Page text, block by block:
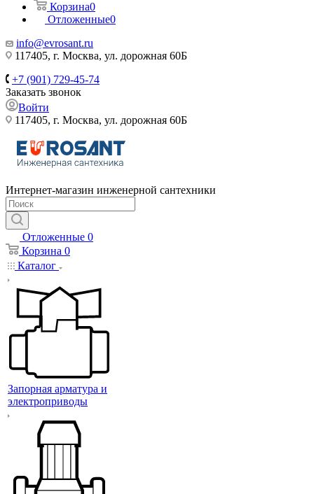
Корзина0
Отложенные0
info@evrosant.ru
117405, г. Москва, ул. дорожная 60Б
+7 (901) 729-45-74
Заказать звонок
Войти
117405, г. Москва, ул. дорожная 60Б
Интернет-магазин инженерной сантехники
Отложенные 0
Корзина 0
Каталог
Запорная арматура и
электроприводы